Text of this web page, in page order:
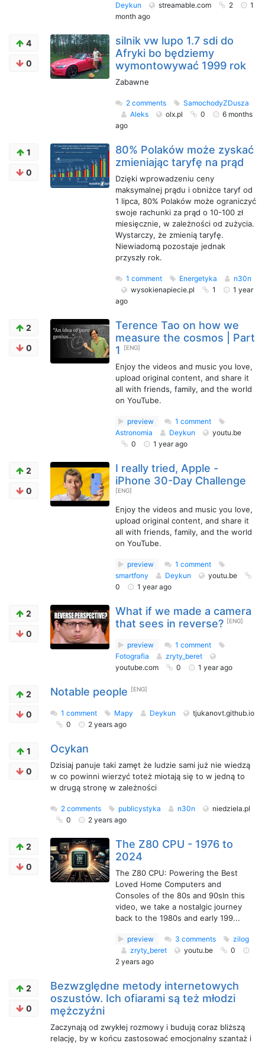
Deykun
streamable.com 2
1
month ago
4
0
silnik vw lupo 1.7 sdi do
Afryki bo będziemy
wymontowywać 1999 rok
Zabawne
2 comments
SamochodyZDusza
Aleks
olx.pl 0
6 months
ago
1
0
80% Polaków może zyskać
zmieniając taryfę na prąd
Dzięki wprowadzeniu ceny
maksymalnej prądu i obniżce taryf od
1 lipca, 80% Polaków może ograniczyć
swoje rachunki za prąd o 10-100 zł
miesięcznie, w zależności od zużycia.
Wystarczy, że zmienią taryfę.
Niewiadomą pozostaje jednak
przyszły rok.
1 comment Energetyka
n30n
wysokienapiecie.pl
1
1 year
ago
2
0
Terence Tao on how we
measure the cosmos | Part
1
[ENG]
Enjoy the videos and music you love,
upload original content, and share it
all with friends, family, and the world
on YouTube.
preview
1 comment
Astronomia
Deykun
youtu.be
0
1 year ago
2
0
I really tried, Apple -
iPhone 30-Day Challenge
[ENG]
Enjoy the videos and music you love,
upload original content, and share it
all with friends, family, and the world
on YouTube.
preview
1 comment
smartfony
Deykun
youtu.be
0
1 year ago
2
0
What if we made a camera
that sees in reverse? [ENG]
preview
1 comment
Fotografia
zryty_beret
youtube.com
0 1 year ago
2
0
Notable people [ENG]
1 comment Mapy Deykun
tjukanovt.github.io
0
2 years ago
1
0
Ocykan
Dzisiaj panuje taki zamęt że ludzie sami już nie wiedzą
w co powinni wierzyć toteż miotają się to w jedną to
w drugą stronę w zależności
2 comments publicystyka n30n
niedziela.pl
0
2 years ago
2
0
The Z80 CPU - 1976 to
2024
The Z80 CPU: Powering the Best
Loved Home Computers and
Consoles of the 80s and 90sIn this
video, we take a nostalgic journey
back to the 1980s and early 199...
preview 3 comments
zilog
zryty_beret
youtu.be
0
2 years ago
2
0
Bezwzględne metody internetowych
oszustów. Ich ofiarami są też młodzi
mężczyźni
Zaczynają od zwykłej rozmowy i budują coraz bliższą
relację, by w końcu zastosować emocjonalny szantaż i